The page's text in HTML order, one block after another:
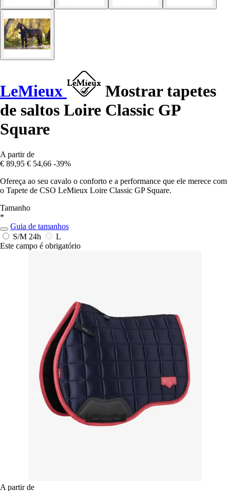
LeMieux
Mostrar tapetes
de saltos Loire Classic GP
Square
A partir de
€ 89,95 € 54,66 -39%
Ofereça ao seu cavalo o conforto e a performance que ele merece com
o Tapete de CSO LeMieux Loire Classic GP Square.
Tamanho
*
Guia de tamanhos
S/M 24h
L
Este campo é obrigatório
A partir de